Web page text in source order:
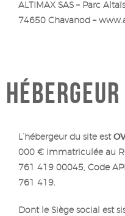
ALTIMAX SAS – Parc
74650 Chavanod –
HÉBERGEUR
L’hébergeur du site est
000 € immatriculée au
761 419 00045, Code
761 419.
Dont le Siège social est